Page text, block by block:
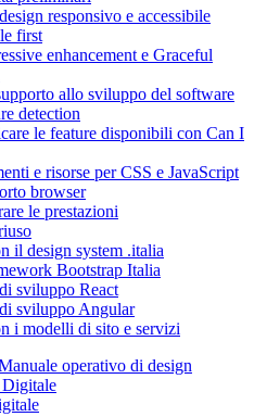
responsivo e accessibile
first
enhancement e Graceful
allo sviluppo del software
detection
le feature disponibili con Can I
e risorse per CSS e JavaScript
browser
le prestazioni
il design system .italia
Bootstrap Italia
sviluppo React
sviluppo Angular
i modelli di sito e servizi
operativo di design